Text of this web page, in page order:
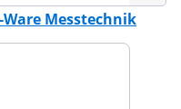
Ware Messtechnik